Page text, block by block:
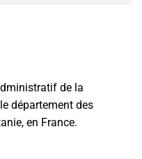
de la
département des
en France.